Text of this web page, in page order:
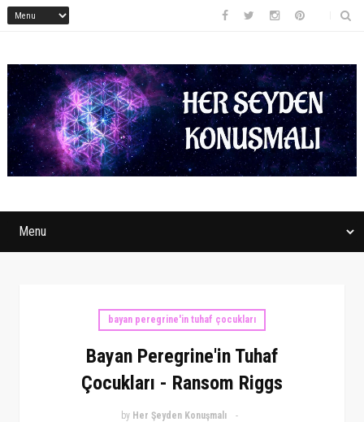
bayan peregrine'in tuhaf çocukları
Bayan Peregrine'in Tuhaf
Çocukları - Ransom Riggs
by Her Şeyden Konuşmalı